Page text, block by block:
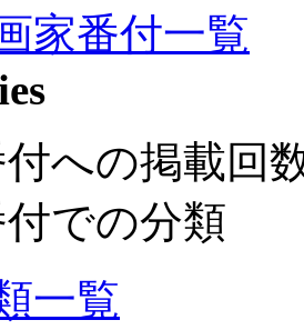
家番付一覧
への掲載回
での分類
一覧